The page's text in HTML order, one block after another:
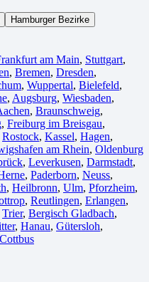
Hamburger Bezirke
am Main, Stuttgart,
, Bremen, Dresden,
, Wuppertal⁠, Bielefeld⁠,
, Augsburg, Wiesbaden⁠,
, Braunschweig,
, Freiburg im Breisgau⁠,
Rostock⁠, Kassel⁠, Hagen,
am Rhein⁠, Oldenburg
, Leverkusen, Darmstadt⁠,
, Paderborn, Neuss,
, Heilbronn, Ulm⁠, Pforzheim,
, Reutlingen, Erlangen⁠,
Trier⁠, Bergisch Gladbach,
, Hanau, Gütersloh,
Cottbus⁠